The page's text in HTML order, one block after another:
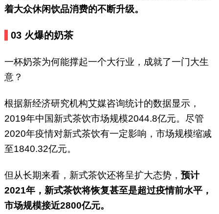
着大众休闲饮品消费的不断升级。
03 火爆的奶茶
一杯奶茶为何能撑起一个大行业，成就了一门大生
意？
根据新经济研究机构艾媒咨询统计的数据显示，
2019年中国新式茶饮市场规模2044.8亿元。尽管
2020年疫情对新式茶饮有一定影响，市场规模缩减
至1840.32亿元。
但从长期来看，新式茶饮还将呈扩大态势， 预计
2021年，新式茶饮将恢复甚至是超过疫情前水平，
市场规模接近2800亿元。